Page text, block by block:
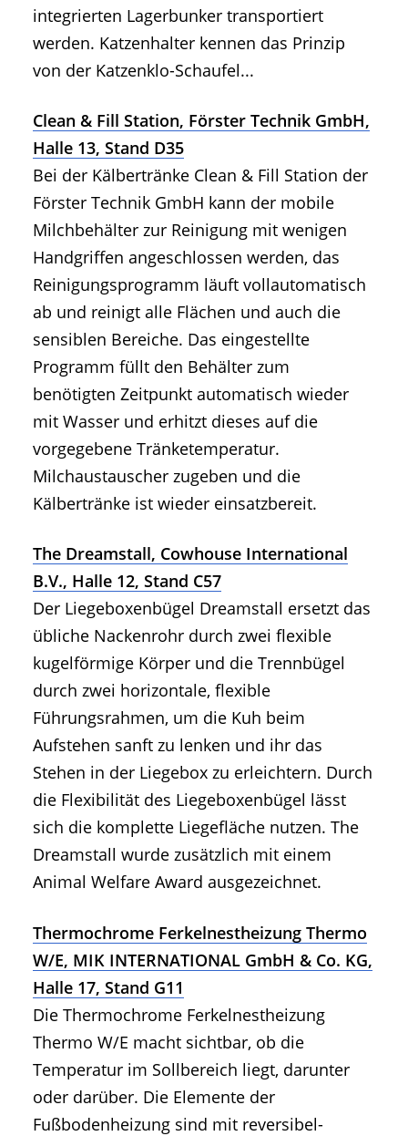
integrierten Lagerbunker transportiert
werden. Katzenhalter kennen das Prinzip
von der Katzenklo-Schaufel...
Clean & Fill Station, Förster Technik GmbH,
Halle 13, Stand D35
Bei der Kälbertränke Clean & Fill Station der
Förster Technik GmbH kann der mobile
Milchbehälter zur Reinigung mit wenigen
Handgriffen angeschlossen werden, das
Reinigungsprogramm läuft vollautomatisch
ab und reinigt alle Flächen und auch die
sensiblen Bereiche. Das eingestellte
Programm füllt den Behälter zum
benötigten Zeitpunkt automatisch wieder
mit Wasser und erhitzt dieses auf die
vorgegebene Tränketemperatur.
Milchaustauscher zugeben und die
Kälbertränke ist wieder einsatzbereit.
The Dreamstall, Cowhouse International
B.V., Halle 12, Stand C57
Der Liegeboxenbügel Dreamstall ersetzt das
übliche Nackenrohr durch zwei flexible
kugelförmige Körper und die Trennbügel
durch zwei horizontale, flexible
Führungsrahmen, um die Kuh beim
Aufstehen sanft zu lenken und ihr das
Stehen in der Liegebox zu erleichtern. Durch
die Flexibilität des Liegeboxenbügel lässt
sich die komplette Liegefläche nutzen. The
Dreamstall wurde zusätzlich mit einem
Animal Welfare Award ausgezeichnet.
Thermochrome Ferkelnestheizung Thermo
W/E, MIK INTERNATIONAL GmbH & Co. KG,
Halle 17, Stand G11
Die Thermochrome Ferkelnestheizung
Thermo W/E macht sichtbar, ob die
Temperatur im Sollbereich liegt, darunter
oder darüber. Die Elemente der
Fußbodenheizung sind mit reversibel-